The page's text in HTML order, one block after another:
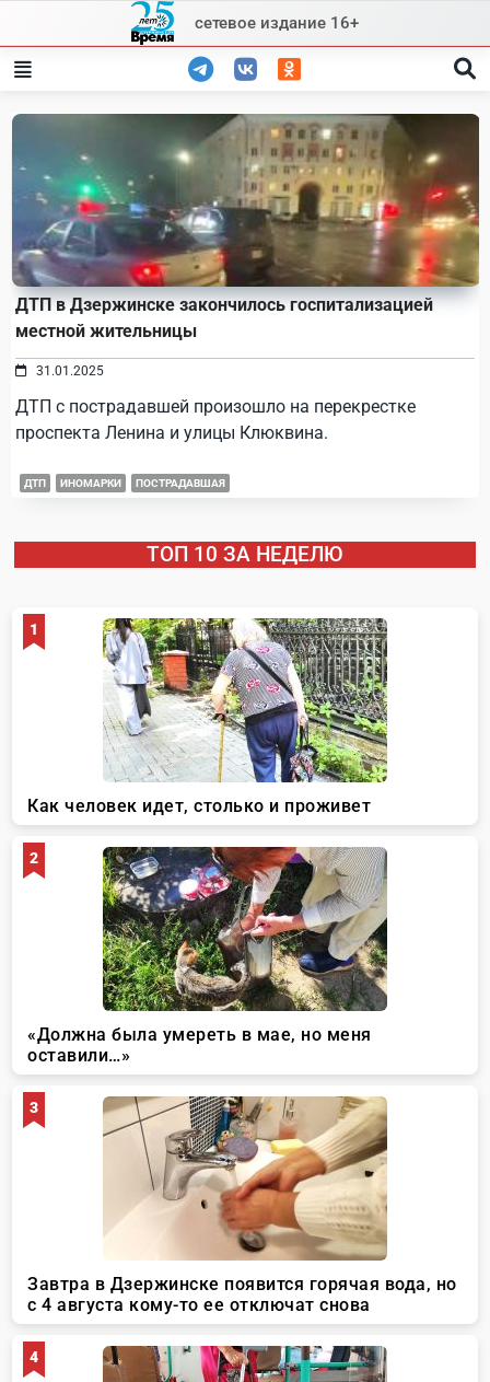
content
сетевое издание 16+
ДТП в Дзержинске закончилось госпитализацией
местной жительницы
31.01.2025
ДТП с пострадавшей произошло на перекрестке
проспекта Ленина и улицы Клюквина.
ДТП ИНОМАРКИ ПОСТРАДАВШАЯ
ТОП 10 ЗА НЕДЕЛЮ